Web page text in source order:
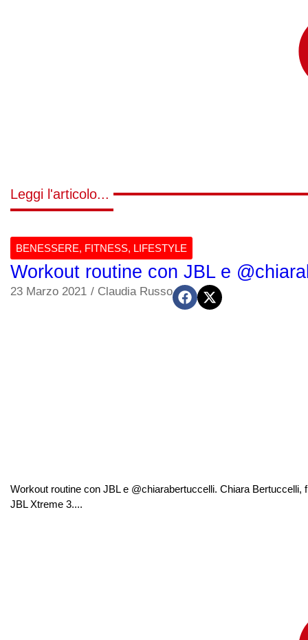
Leggi l'articolo...
BENESSERE, FITNESS, LIFESTYLE
Workout routine con JBL e
23 Marzo 2021 / Claudia Russo
Workout routine con JBL e @chiarabertuccelli. Chiara
JBL Xtreme 3....